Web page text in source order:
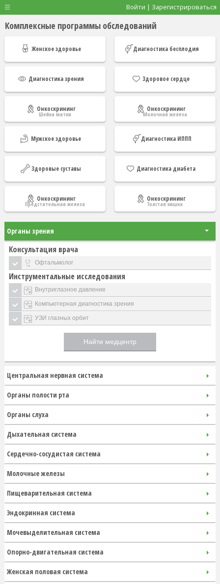
Войти | Зарегистрироваться
Комплексные программы обследований
Женское здоровье Диагностика бесплодия
Диагностика зрения Здоровое сердце
Онкоскрининг
Шейка матки
Онкоскрининг
Молочная железа
Мужское здоровье Диагностика ИППП
Здоровые суставы Диагностика диабета
Онкоскрининг
Предстательная железа
Онкоскрининг
Толстая кишка
Органы зрения
Консультация врача
Офтальмолог
Инструментальные исследования
Внутриглазное давление
Компьютерная диагностика зрения
УЗИ глазных орбит
Найти медцентр
Центральная нервная система
Органы полости рта
Органы слуха
Дыхательная система
Сердечно-сосудистая система
Молочные железы
Пищеварительная система
Эндокринная система
Мочевыделительная система
Опорно-двигательная система
Женская половая система